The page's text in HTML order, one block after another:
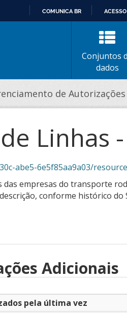
CONTEÚDO
COMUNICA BR
Conjuntos
dados
de Autorizações
Linhas
resource/bfc041d7-744d-
das empresas do transporte
conforme histórico do
Adicionais
pela última vez